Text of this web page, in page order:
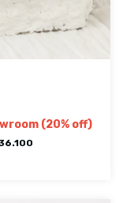
(20% off)